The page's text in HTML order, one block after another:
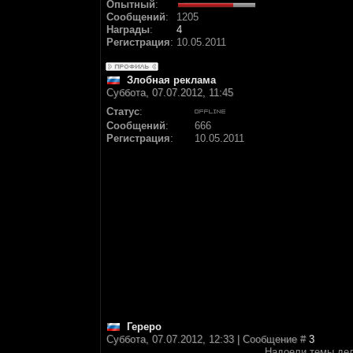
Опытный:
Сообщений:
1205
Награды:
4
Регистрация: 10.05.2011
Злобная реклама
Суббота, 07.07.2012, 11:45
Статус:
Сообщений:
666
Регистрация: 10.05.2011
Гереро
Суббота, 07.07.2012, 12:33 | Сообщение # 3